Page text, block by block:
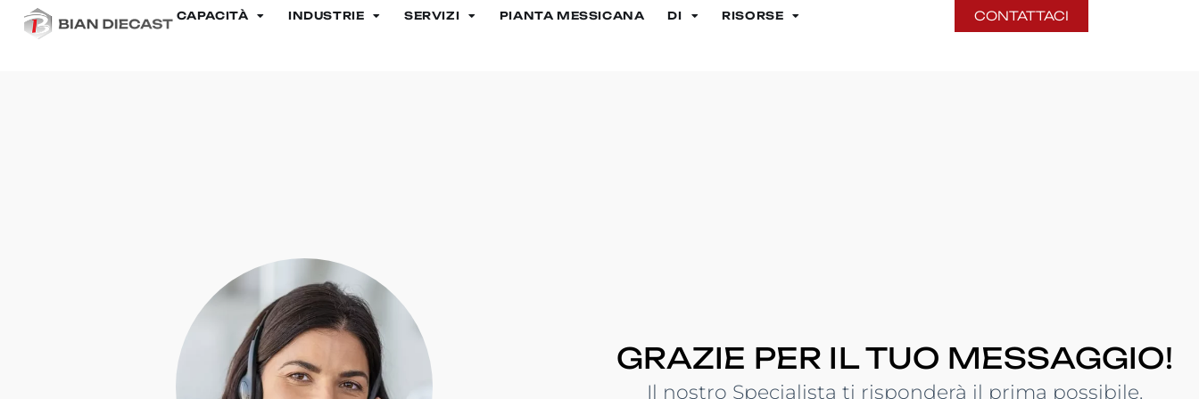
CAPACITÀ INDUSTRIE SERVIZI PIANTA MESSICANA DI RISORSE CONTATTACI
GRAZIE PER IL TUO MESSAGGIO!
Il nostro Specialista ti risponderà il prima possibile.